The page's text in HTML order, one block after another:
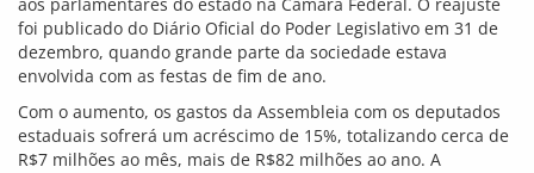
Juniores do Vitória da Conquista
disputará amistoso
6 de janeiro de 2010, 14:16/ Anderson BLOG